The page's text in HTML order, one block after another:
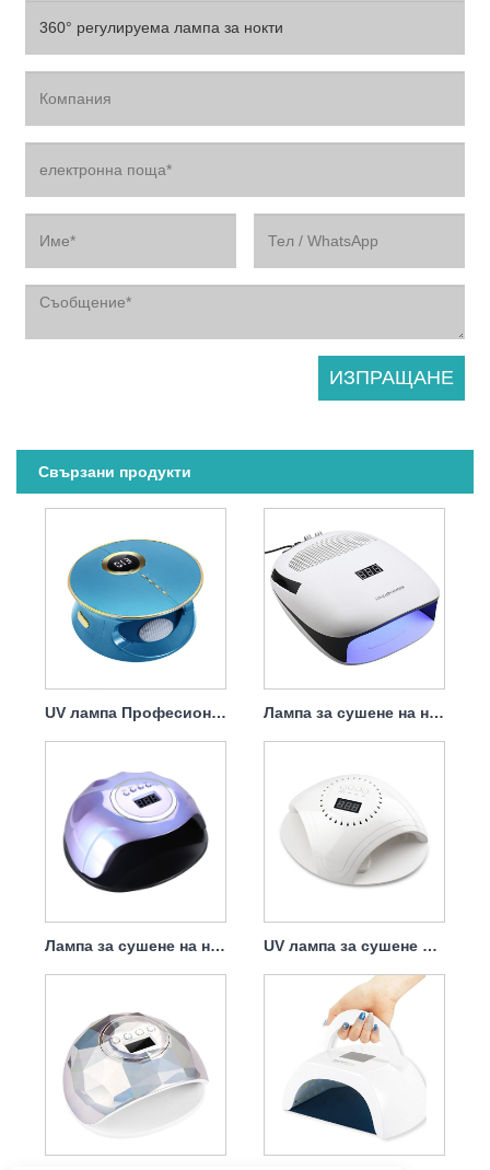
Свързани продукти
UV лампа Професионална сушилня за нокти 168w Лампа за сушене на нокти Прахоуловител 140w 4 в 1
Лампа за сушене на нокти с гел Greenlife 120w UV лампа за сушене на нокти със зарядно 86w